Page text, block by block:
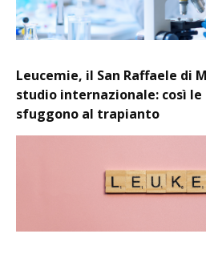
Leucemie, il San Raffaele di
studio internazionale: così
sfuggono al trapianto